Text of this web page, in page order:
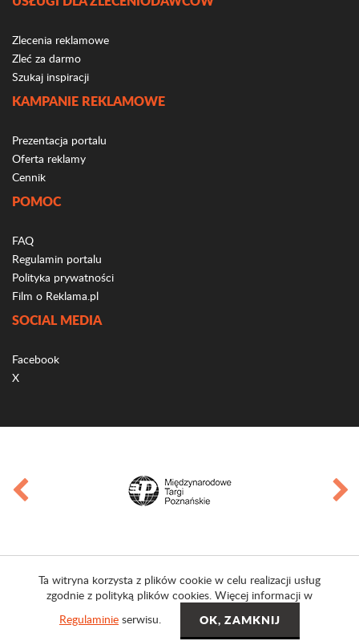
Zlecenia reklamowe
Zleć za darmo
Szukaj inspiracji
KAMPANIE REKLAMOWE
Prezentacja portalu
Oferta reklamy
Cennik
POMOC
FAQ
Regulamin portalu
Polityka prywatności
Film o Reklama.pl
SOCIAL MEDIA
Facebook
X
Ta witryna korzysta z plików cookie w celu realizacji usług
zgodnie z polityką plików cookies. Więcej informacji w
Regulaminie serwisu.